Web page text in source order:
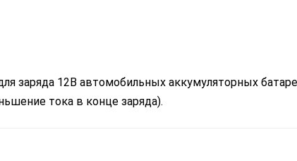
заряда 12В автомобильных аккумуляторных
тока в конце заряда).